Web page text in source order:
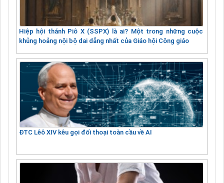
Hiệp hội thánh Piô X (SSPX) là ai? Một trong những cuộc
khủng hoảng nội bộ dai dẳng nhất của Giáo hội Công giáo
ĐTC Lêô XIV kêu gọi đối thoại toàn cầu về AI